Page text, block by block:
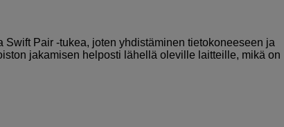
Pair -tukea, joten yhdistäminen tietokoneeseen ja
jakamisen helposti lähellä oleville laitteille, mikä on